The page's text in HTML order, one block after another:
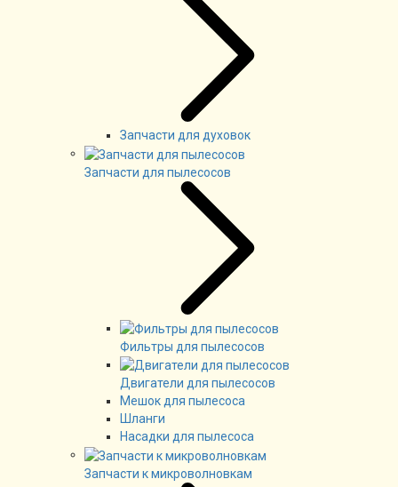
Запчасти для духовок
Запчасти для пылесосов
Фильтры для пылесосов
Двигатели для пылесосов
Мешок для пылесоса
Шланги
Насадки для пылесоса
Запчасти к микроволновкам